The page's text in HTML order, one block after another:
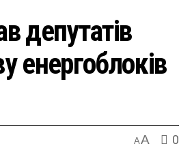
депутатів
енергоблоків
AA 0